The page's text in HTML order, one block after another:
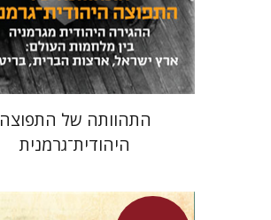
מחיר השקה
$34
$24
התהוותה של התפוצה
היהודית־גרמנית